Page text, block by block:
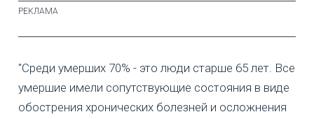
"Среди умерших 70% - это люди старше 65 лет. Все
умершие имели сопутствующие состояния в виде
обострения хронических болезней и осложнения